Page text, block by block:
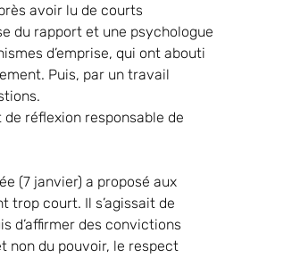
avoir lu de courts
du rapport et une psychologue
d’emprise, qui ont abouti
Puis, par un travail
réflexion responsable de
(7 janvier) a proposé aux
trop court. Il s’agissait de
d’affirmer des convictions
non du pouvoir, le respect